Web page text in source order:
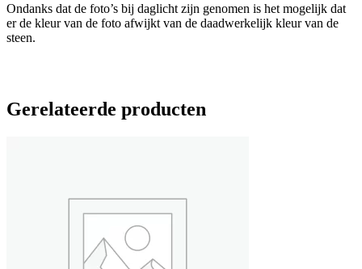
Ondanks dat de foto’s bij daglicht zijn genomen is het mogelijk dat
er de kleur van de foto afwijkt van de daadwerkelijk kleur van de
steen.
Gerelateerde producten